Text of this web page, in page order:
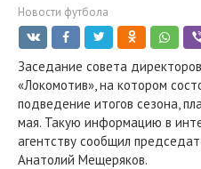
Новости футбола
Заседание совета
«Локомотив», на котором
подведение итогов сезона,
мая. Такую информацию в
агентству сообщил
Анатолий Мещеряков.